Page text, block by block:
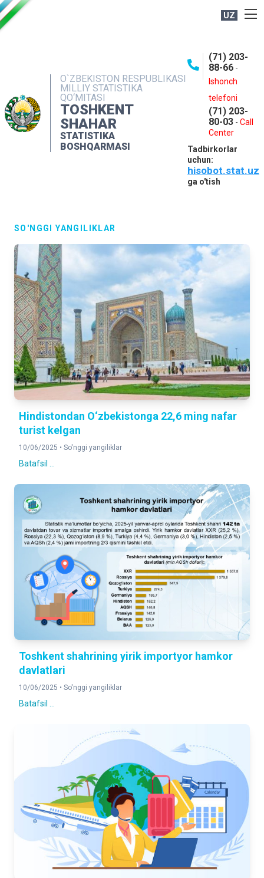
UZ
O`ZBEKISTON RESPUBLIKASI
MILLIY STATISTIKA
QO‘MITASI
TOSHKENT
SHAHAR
STATISTIKA
BOSHQARMASI
(71) 203-
88-66 -
Ishonch
telefoni
(71) 203-
80-03 - Call
Center
Tadbirkorlar
uchun:
hisobot.stat.uz
ga o'tish
NASHRLAR
INTERAKTIV XIZMATLAR
MATBUOT XIZMATI
MUROJAATLAR
SO'NGGI YANGILIKLAR
Hindistondan O‘zbekistonga 22,6 ming nafar
turist kelgan
10/06/2025 • So'nggi yangiliklar
Batafsil ...
Toshkent shahrining yirik importyor hamkor
davlatlari
10/06/2025 • So'nggi yangiliklar
Batafsil ...